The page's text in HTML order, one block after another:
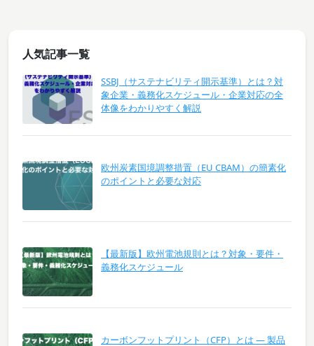
人気記事一覧
SSBJ（サステナビリティ開示基準）とは？対
象企業・義務化スケジュール・企業対応の全
体像をわかりやすく解説
欧州炭素国境調整措置（EU CBAM）の簡素化
のポイントと必要な対応
【最新版】欧州電池規則とは？対象・要件・
義務化スケジュール
カーボンフットプリント（CFP）とは ― 製品